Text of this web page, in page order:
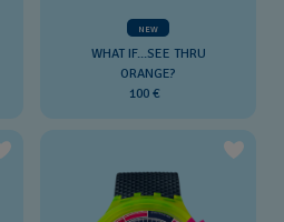
NEW
WHAT IF...SEE THRU
ORANGE?
100 €